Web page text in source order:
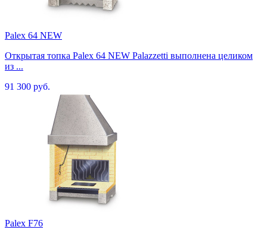
Palex 64 NEW
Открытая топка Palex 64 NEW Palazzetti выполнена целиком
из ...
91 300 руб.
Palex F76